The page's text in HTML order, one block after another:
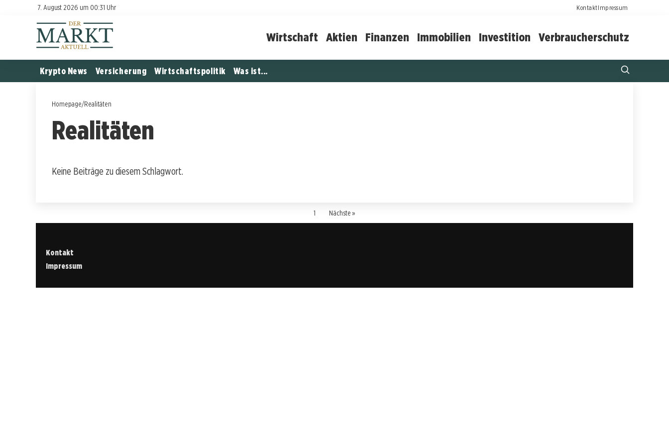
7. August 2026 um 00:31 Uhr KontaktImpressum
Wirtschaft Aktien Finanzen Immobilien Investition Verbraucherschutz
Krypto News Versicherung Wirtschaftspolitik Was ist...
Homepage/Realitäten
Realitäten
Keine Beiträge zu diesem Schlagwort.
1 Nächste »
Kontakt
Impressum